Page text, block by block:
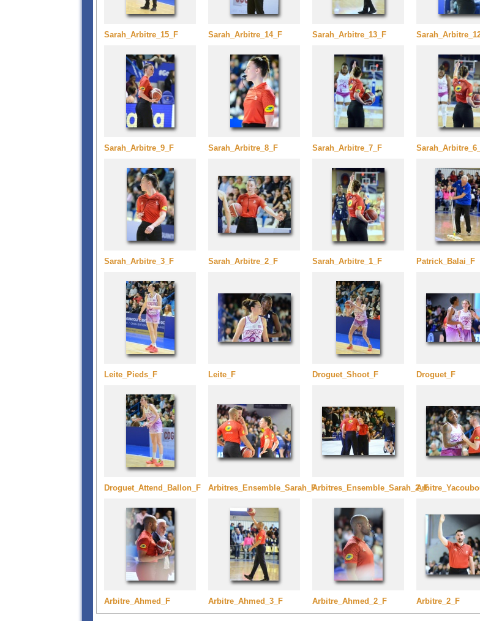
Sarah_Arbitre_15_F Sarah_Arbitre_14_F Sarah_Arbitre_13_F
Sarah_Arbitre_9_F Sarah_Arbitre_8_F Sarah_Arbitre_7_F
Sarah_Arbitre_3_F Sarah_Arbitre_2_F Sarah_Arbitre_1_F Patrick_Balai_F
Leite_Pieds_F Leite_F Droguet_Shoot_F Droguet_F
Droguet_Attend_Ballon_F Arbitres_Ensemble_Sarah_FArbitres_Ensemble_Sarah_2_F
Arbitre_Ahmed_F Arbitre_Ahmed_3_F Arbitre_Ahmed_2_F Arbitre_2_F